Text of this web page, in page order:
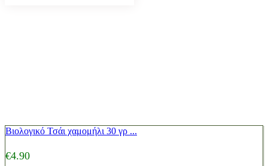
Βιολογικό Τσάι χαμομήλι 30 γρ ...
€4.90